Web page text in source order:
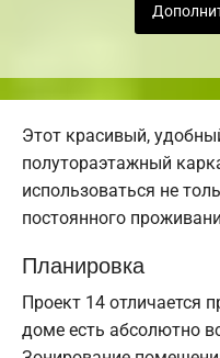
Этот красивый,
полутораэтажный
использоваться не
постоянного
Планировка
Проект 14 отличается
доме есть абсолютно